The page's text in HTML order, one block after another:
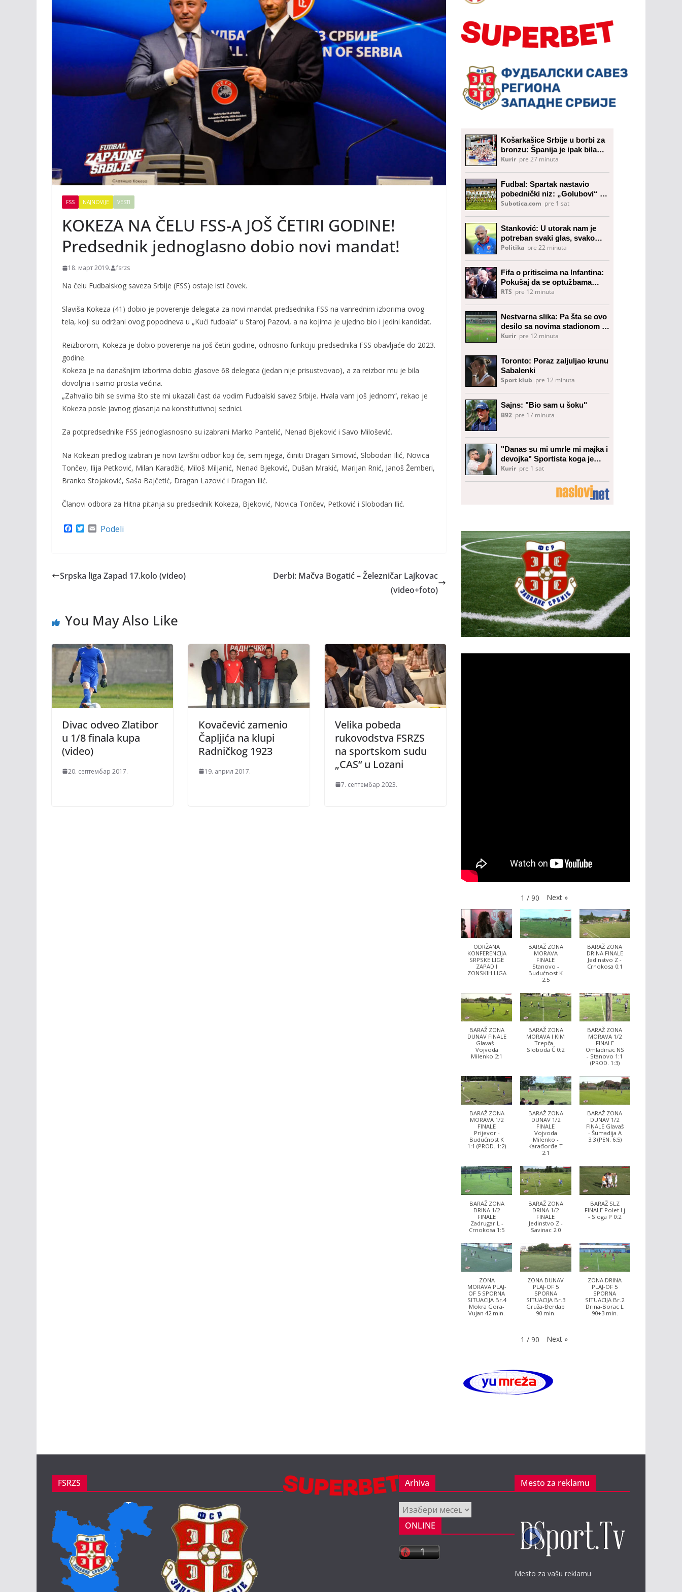
FSS NAJNOVIJE VESTI
KOKEZA NA ČELU FSS-A JOŠ ČETIRI GODINE!
Predsednik jednoglasno dobio novi mandat!
18. март 2019. fsrzs
Na čelu Fudbalskog saveza Srbije (FSS) ostaje isti čovek.
Slaviša Kokeza (41) dobio je poverenje delegata za novi mandat predsednika FSS na vanrednim izborima ovog
tela, koji su održani ovog popodneva u „Kući fudbala“ u Staroj Pazovi, a na kojima je ujedno bio i jedini kandidat.
Reizborom, Kokeza je dobio poverenje na još četiri godine, odnosno funkciju predsednika FSS obavljaće do 2023.
godine.
Kokeza je na današnjim izborima dobio glasove 68 delegata (jedan nije prisustvovao), a za reizbor mu je bila
dovoljna i samo prosta većina.
„Zahvalio bih se svima što ste mi ukazali čast da vodim Fudbalski savez Srbije. Hvala vam još jednom“, rekao je
Kokeza posle javnog glasanja na konstitutivnoj sednici.
Za potpredsednike FSS jednoglasnosno su izabrani Marko Pantelić, Nenad Bjeković i Savo Milošević.
Na Kokezin predlog izabran je novi Izvršni odbor koji će, sem njega, čiiniti Dragan Simović, Slobodan Ilić, Novica
Tončev, Ilija Petković, Milan Karadžić, Miloš Miljanić, Nenad Bjeković, Dušan Mrakić, Marijan Rnić, Janoš Žemberi,
Branko Stojaković, Saša Bajčetić, Dragan Lazović i Dragan Ilić.
Članovi odbora za Hitna pitanja su predsednik Kokeza, Bjeković, Novica Tončev, Petković i Slobodan Ilić.
o
T
r
Podeli
Srpska liga Zapad 17.kolo (video)
Derbi: Mačva Bogatić – Železničar Lajkovac
(video+foto)
You May Also Like
Divac odveo Zlatibor
u 1/8 finala kupa
(video)
20. септембар 2017.
Kovačević zamenio
Čapljića na klupi
Radničkog 1923
19. април 2017.
Velika pobeda
rukovodstva FSRZS
na sportskom sudu
„CAS“ u Lozani
7. септембар 2023.
1 / 90 Next »
ODRŽANA
KONFERENCIJA
SRPSKE LIGE
ZAPAD I
ZONSKIH LIGA
BARAŽ ZONA
MORAVA
FINALE
Stanovo -
Budućnost K
2:5
BARAŽ ZONA
DRINA FINALE
Jedinstvo Z -
Crnokosa 0:1
BARAŽ ZONA
DUNAV FINALE
Glavaš -
Vojvoda
Milenko 2:1
BARAŽ ZONA
MORAVA I KIM
Trepča -
Sloboda Č 0:2
BARAŽ ZONA
MORAVA 1/2
FINALE
Omladinac NS
- Stanovo 1:1
(PROD. 1:3)
BARAŽ ZONA
MORAVA 1/2
FINALE
Prijevor -
Budućnost K
1:1 (PROD. 1:2)
BARAŽ ZONA
DUNAV 1/2
FINALE
Vojvoda
Milenko -
Karađorđe T
2:1
BARAŽ ZONA
DUNAV 1/2
FINALE Glavaš
- Šumadija A
3:3 (PEN. 6:5)
BARAŽ ZONA
DRINA 1/2
FINALE
Zadrugar L -
Crnokosa 1:5
BARAŽ ZONA
DRINA 1/2
FINALE
Jedinstvo Z -
Savinac 2:0
BARAŽ SLZ
FINALE Polet Lj
- Sloga P 0:2
ZONA
MORAVA PLAJ-
OF 5 SPORNA
SITUACIJA Br.4
Mokra Gora-
Vujan 42 min.
ZONA DUNAV
PLAJ-OF 5
SPORNA
SITUACIJA Br.3
Gruža-Đerdap
90 min.
ZONA DRINA
PLAJ-OF 5
SPORNA
SITUACIJA Br.2
Drina-Borac L
90+3 min.
1 / 90 Next »
FSRZS Arhiva
Arhiva
ONLINE
Mesto za reklamu
Mesto za vašu reklamu